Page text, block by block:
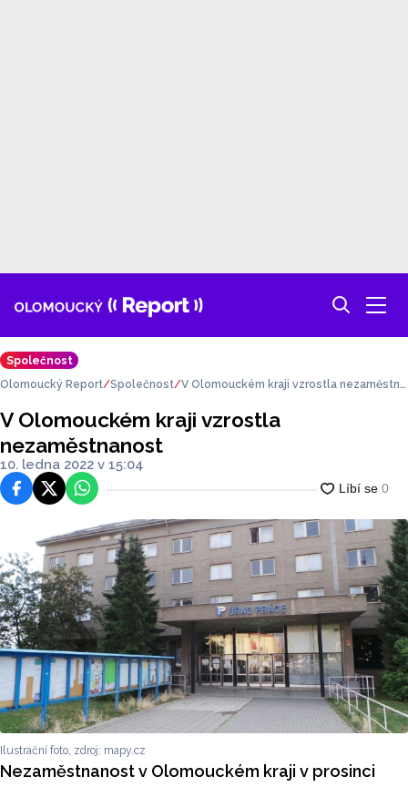
Společnost
Olomoucký Report Společnost V Olomouckém kraji vzrostla nezaměstna
V Olomouckém kraji vzrostla
nezaměstnanost
10. ledna 2022 v 15:04
FacebookPlatforma X
WhatsApp
Ilustrační foto, zdroj: mapy.cz
Nezaměstnanost v Olomouckém kraji v prosinci